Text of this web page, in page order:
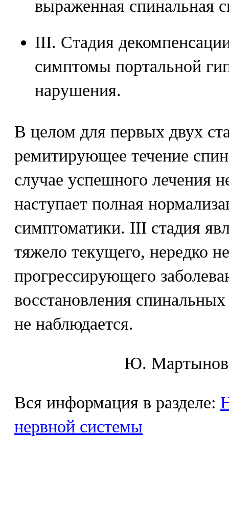
выраженная спинальная
III. Стадия
симптомы портальной
нарушения.
В целом для первых двух
ремитирующее течение
случае успешного лечения
наступает полная
симптоматики. III стадия
тяжело текущего, нередко
прогрессирующего
восстановления
не наблюдается.
Ю.
Вся информация в разделе:
нервной системы